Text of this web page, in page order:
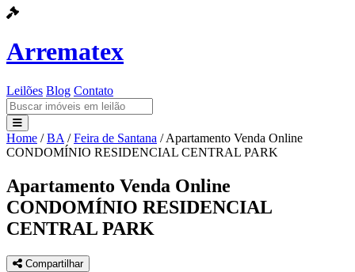
Arrematex
Leilões Blog Contato
Leilões
Blog
Contato
Home / BA / Feira de Santana / Apartamento Venda Online
CONDOMÍNIO RESIDENCIAL CENTRAL PARK
Apartamento Venda Online
CONDOMÍNIO RESIDENCIAL
CENTRAL PARK
Compartilhar